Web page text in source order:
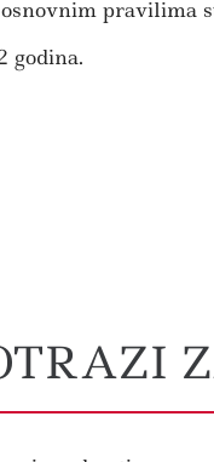
godina.